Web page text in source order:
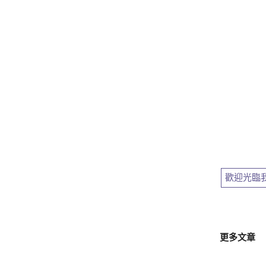
歡迎光臨
更多文章